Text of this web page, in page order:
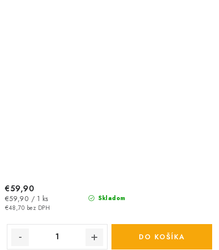
Skladom
€48,70 bez DPH
€59,90
Jednotková
cena:
€59,90 / 1 ks
DO KOŠÍKA